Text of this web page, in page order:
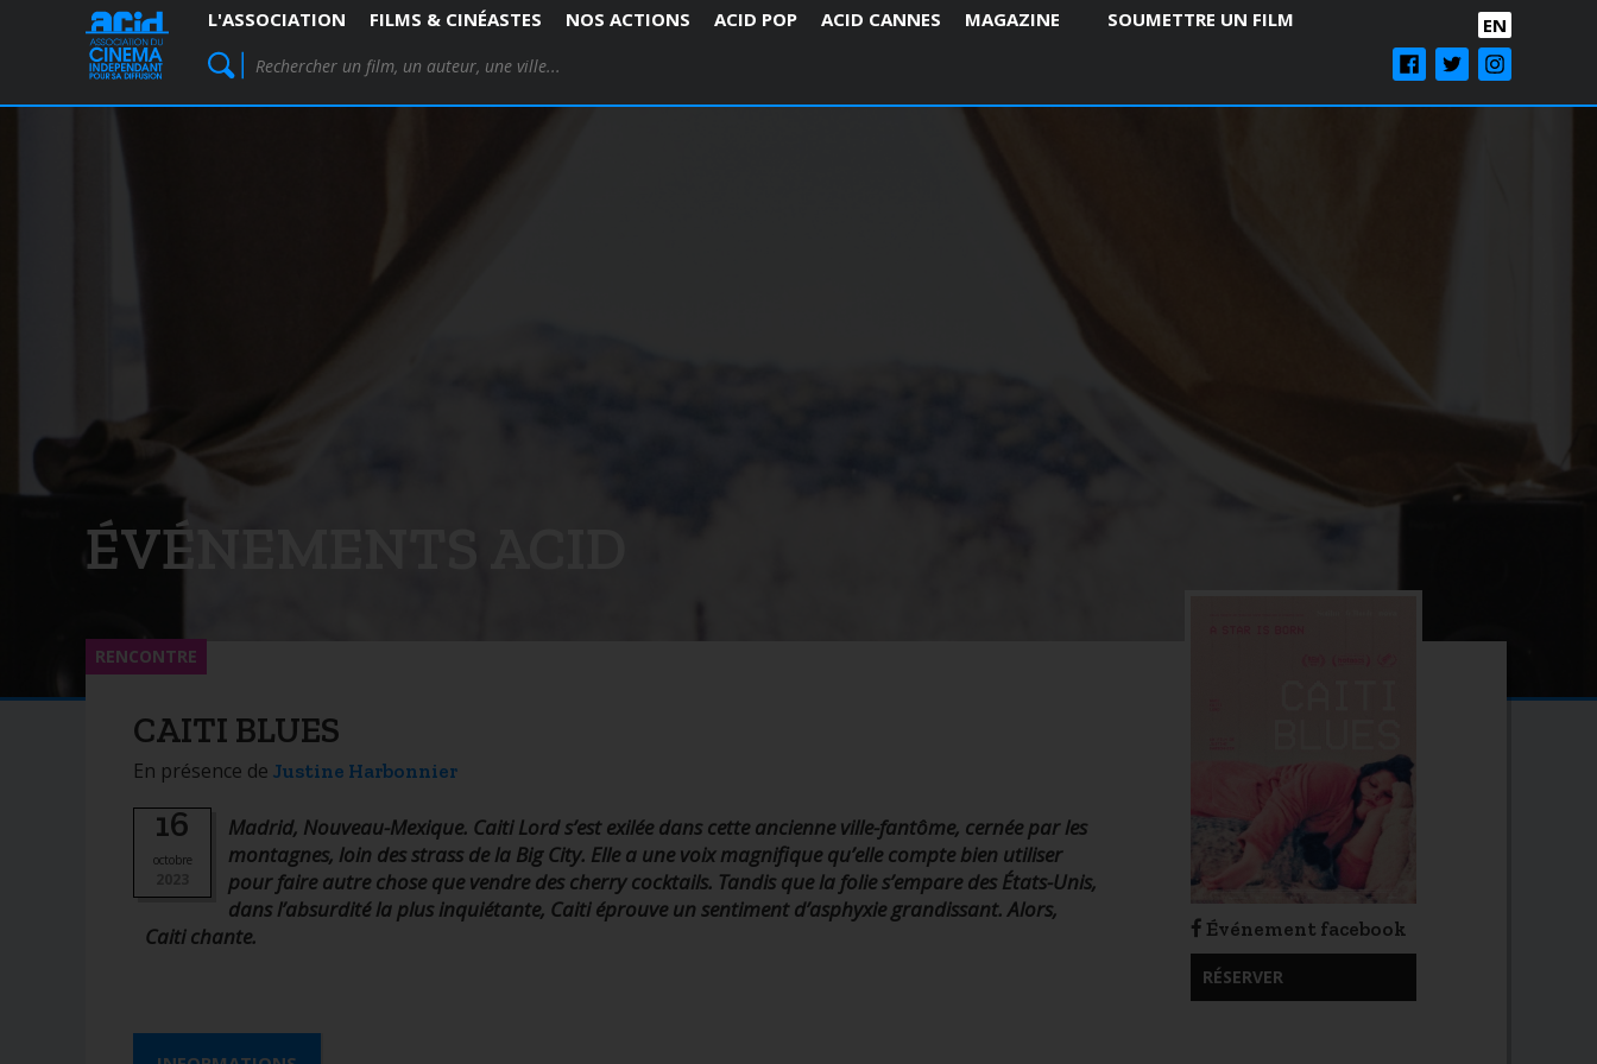
ÉVÉNEMENTS ACID
CAITI BLUES
En présence de Justine Harbonnier
16
octobre
Madrid, Nouveau-Mexique. Caiti Lord s’est exilée dans cette ancienne ville-fantôme, cernée par les
montagnes, loin des strass de la Big City. Elle a une voix magnifique qu’elle compte bien utiliser
pour faire autre chose que vendre des cherry cocktails. Tandis que la folie s’empare des États-Unis,
dans l’absurdité la plus inquiétante, Caiti éprouve un sentiment d’asphyxie grandissant. Alors,
Caiti chante.
Événement facebook
RÉSERVER
RENCONTRE
L'ASSOCIATION FILMS & CINÉASTES NOS ACTIONS ACID POP ACID CANNES MAGAZINE SOUMETTRE UN FILM EN